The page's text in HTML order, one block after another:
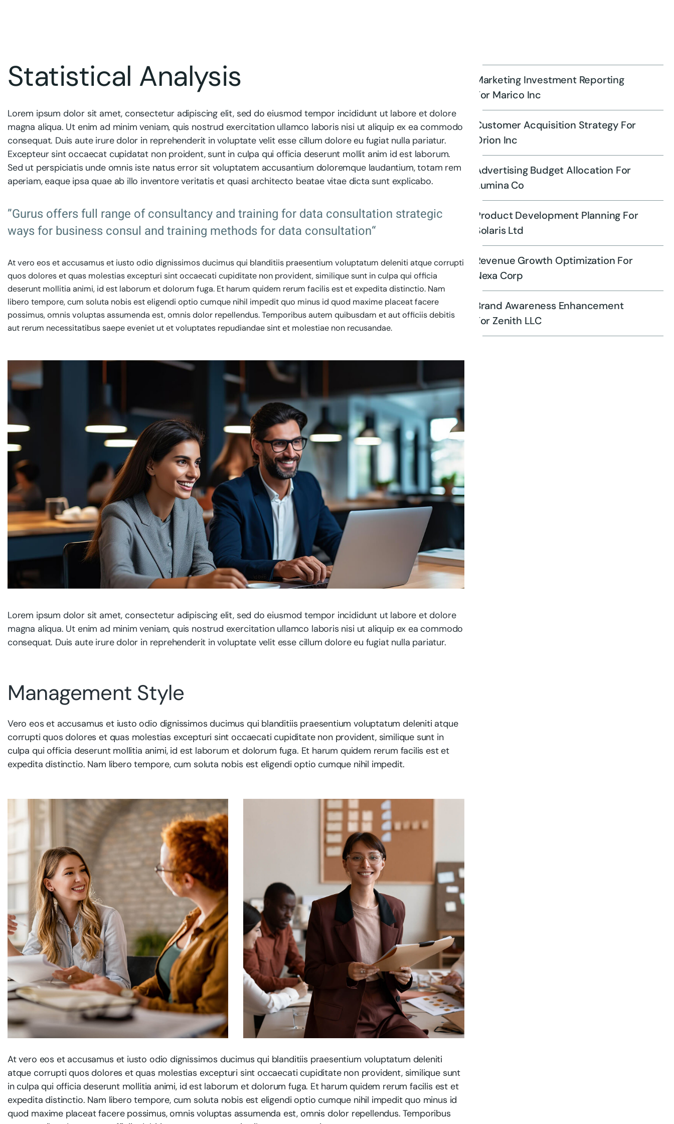
Statistical Analysis
Lorem ipsum dolor sit amet, consectetur adipiscing elit, sed do eiusmod tempor incididunt ut labore et dolore
magna aliqua. Ut enim ad minim veniam, quis nostrud exercitation ullamco laboris nisi ut aliquip ex ea commodo
consequat. Duis aute irure dolor in reprehenderit in voluptate velit esse cillum dolore eu fugiat nulla pariatur.
Excepteur sint occaecat cupidatat non proident, sunt in culpa qui officia deserunt mollit anim id est laborum.
Sed ut perspiciatis unde omnis iste natus error sit voluptatem accusantium doloremque laudantium, totam rem
aperiam, eaque ipsa quae ab illo inventore veritatis et quasi architecto beatae vitae dicta sunt explicabo.
”Gurus offers full range of consultancy and training for data consultation strategic
ways for business consul and training methods for data consultation“
At vero eos et accusamus et iusto odio dignissimos ducimus qui blanditiis praesentium voluptatum deleniti atque corrupti
quos dolores et quas molestias excepturi sint occaecati cupiditate non provident, similique sunt in culpa qui officia
deserunt mollitia animi, id est laborum et dolorum fuga. Et harum quidem rerum facilis est et expedita distinctio. Nam
libero tempore, cum soluta nobis est eligendi optio cumque nihil impedit quo minus id quod maxime placeat facere
possimus, omnis voluptas assumenda est, omnis dolor repellendus. Temporibus autem quibusdam et aut officiis debitis
aut rerum necessitatibus saepe eveniet ut et voluptates repudiandae sint et molestiae non recusandae.
Lorem ipsum dolor sit amet, consectetur adipiscing elit, sed do eiusmod tempor incididunt ut labore et dolore
magna aliqua. Ut enim ad minim veniam, quis nostrud exercitation ullamco laboris nisi ut aliquip ex ea commodo
consequat. Duis aute irure dolor in reprehenderit in voluptate velit esse cillum dolore eu fugiat nulla pariatur.
Management Style
Vero eos et accusamus et iusto odio dignissimos ducimus qui blanditiis praesentium voluptatum deleniti atque
corrupti quos dolores et quas molestias excepturi sint occaecati cupiditate non provident, similique sunt in
culpa qui officia deserunt mollitia animi, id est laborum et dolorum fuga. Et harum quidem rerum facilis est et
expedita distinctio. Nam libero tempore, cum soluta nobis est eligendi optio cumque nihil impedit.
At vero eos et accusamus et iusto odio dignissimos ducimus qui blanditiis praesentium voluptatum deleniti
atque corrupti quos dolores et quas molestias excepturi sint occaecati cupiditate non provident, similique sunt
in culpa qui officia deserunt mollitia animi, id est laborum et dolorum fuga. Et harum quidem rerum facilis est et
expedita distinctio. Nam libero tempore, cum soluta nobis est eligendi optio cumque nihil impedit quo minus id
quod maxime placeat facere possimus, omnis voluptas assumenda est, omnis dolor repellendus. Temporibus
Marketing Investment Reporting
For Marico Inc
Customer Acquisition Strategy For
Orion Inc
Advertising Budget Allocation For
Lumina Co
Product Development Planning For
Solaris Ltd
Revenue Growth Optimization For
Nexa Corp
Brand Awareness Enhancement
For Zenith LLC